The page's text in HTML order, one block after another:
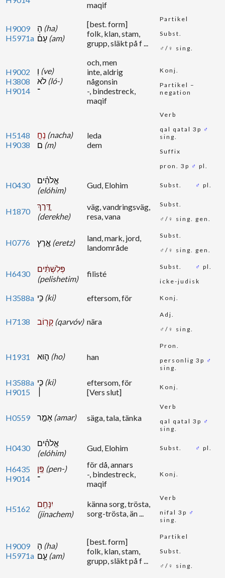
maqif
H9009
H5971a
(ha)
(am)
[best. form]
folk, klan, stam,
grupp, släkt på f ...
Partikel
Subst.
♂/♀ sing.
H9002
H3808
H9014
(ve)
(ló-)
־
och, men
inte, aldrig
någonsin
-, bindestreck,
maqif
Konj.
Partikel –
negation
H5148
H9038
(nacha)
(m)
leda
dem
Verb
qal qatal 3p ♂
sing.
Suffix
pron. 3p ♂ pl.
H0430
אֱלֹהִ֗ים
(elóhim)
Gud, Elohim Subst. ♂ pl.
H1870
דֶּ֚רֶךְ
(derekhe)
väg, vandringsväg,
resa, vana
Subst.
♂/♀ sing. gen.
H0776 (eretz)
land, mark, jord,
landområde
Subst.
♂/♀ sing. gen.
H6430
פְּלִשְׁתִּ֔ים
(pelishetim)
filisté
Subst. ♂ pl.
icke-judisk
H3588a (ki) eftersom, för Konj.
H7138 (qarvóv) nära
Adj.
♂/♀ sing.
H1931 (ho) han
Pron.
personlig 3p ♂
sing.
H3588a
H9015
(ki)
eftersom, för
[Vers slut]
Konj.
H0559 (amar) säga, tala, tänka
Verb
qal qatal 3p ♂
sing.
H0430
אֱלֹהִ֗ים
(elóhim)
Gud, Elohim Subst. ♂ pl.
H6435
H9014
(pen-)
־
för då, annars
-, bindestreck,
maqif
Konj.
H5162
יִנָּחֵ֥ם
(jinachem)
känna sorg, trösta,
sorg-trösta, än ...
Verb
nifal 3p ♂
sing.
H9009
H5971a
(ha)
(am)
[best. form]
folk, klan, stam,
grupp, släkt på f ...
Partikel
Subst.
♂/♀ sing.